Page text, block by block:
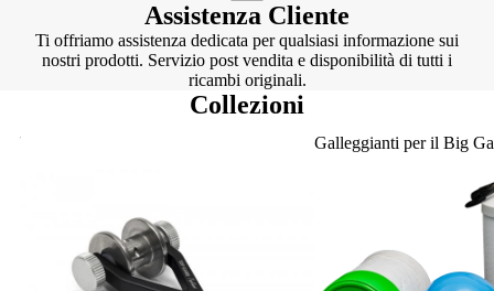
Assistenza Cliente
Ti offriamo assistenza dedicata per qualsiasi informazione sui
nostri prodotti. Servizio post vendita e disponibilità di tutti i
ricambi originali.
Collezioni
Knotter Galleggianti per il Big